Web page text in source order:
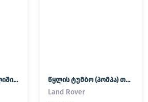
ძრავის საყდენი ბალიში (პადმატორნი) Land Rover / Range Rover წყლის ტუმბო (პომპა) თერმოსტატი Land Rover / Range Rover
Land Rover